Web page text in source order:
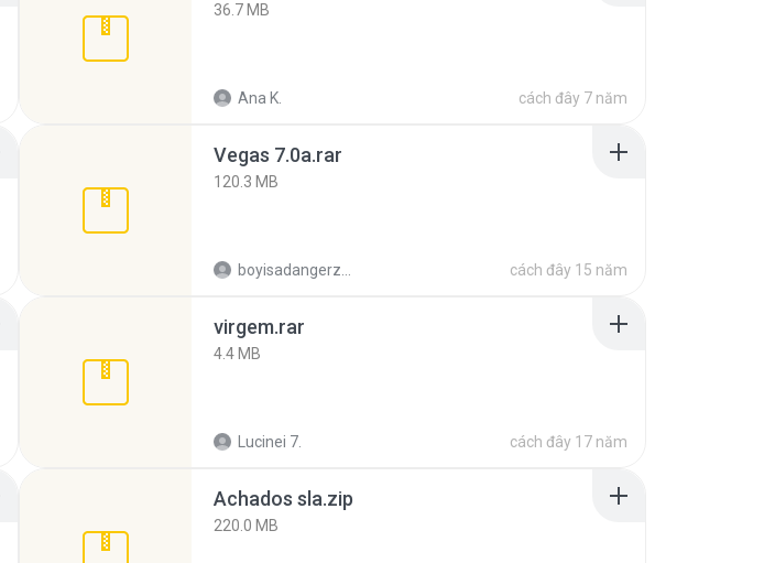
36.7 MB
Ana K. cách đây 7 năm
Vegas 7.0a.rar
120.3 MB
cách đây 15 năm
virgem.rar
4.4 MB
Lucinei 7. cách đây 17 năm
Achados sla.zip
220.0 MB